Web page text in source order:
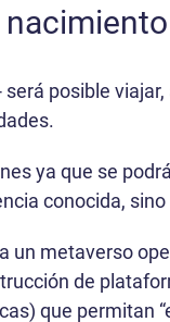
posible
ya que se
conocida,
un metaverso
de
que permitan